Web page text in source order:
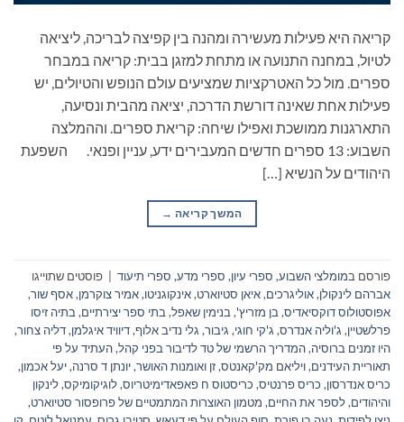
קריאה היא פעילות מעשירה ומהנה בין קפיצה לבריכה, ליציאה
לטיול, במחנה התנועה או מתחת למזגן בבית: קריאה במבחר
ספרים. מול כל האטרקציות שמציעים עולם הנופש והטיולים, יש
פעילות אחת שאינה דורשת הדרכה, יציאה מהבית ונסיעה,
התארגנות ממושכת ואפילו שיחה: קריאת ספרים. וההמלצה
השבוע: 13 ספרים חדשים המעבירים ידע, עניין ופנאי. השפעת
היהודים על הנשיא […]
המשך קריאה →
פורסם במומלצי השבוע, ספרי עיון, ספרי מדע, ספרי תיעוד
פוסטים שתוייגו
אברהם לינקולן,אוליגרכים,איאן סטיוארט,אינקוגניטו,אמיר צוקרמן,אסף שור,
אפוסטולוס דוקסיאדיס, בן מזריץ', בנימין שאפל, בתי ספר יצירתיים, בתיה זיסו
פרלשטיין, ג'וליה אנדרס, ג'קי חוגי, גיבור, גלי נדיב אלוף,דיוויד איגלמן,דליה צחור,
היו זמנים ברוסיה,המדריך הרשמי של טד לדיבור בפני קהל,העתיד על פי
תאוריית העידנים,ויליאם מק'קאנטס,זן ואומנות האושר,יונתן ד סרנה,יעל אכמון,
כריס אנדרסון, כריס פרנטיס, כריסטוס ח פאפאדימיטריוס,לוגיקומיקס,לינקון
והיהודים,לספר את החיים, מטמון האוצרות המתמטיים של פרופסור סטיוארט,